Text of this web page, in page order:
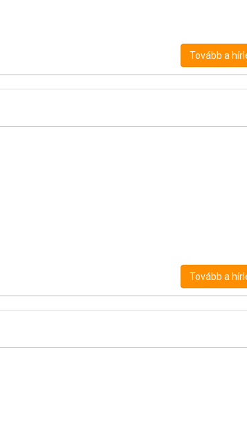
Tovább a
Tovább a